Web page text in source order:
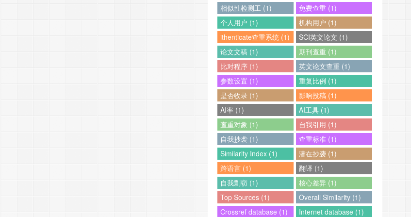
相似性检测工 (1)
免费查重 (1)
个人用户 (1)
机构用户 (1)
ithenticate查重系统 (1)
SCI英文论文 (1)
论文文稿 (1)
期刊查重 (1)
比对程序 (1)
英文论文查重 (1)
参数设置 (1)
重复比例 (1)
是否收录 (1)
影响投稿 (1)
AI率 (1)
AI工具 (1)
查重对象 (1)
自我引用 (1)
自我抄袭 (1)
查重标准 (1)
Similarity Index (1)
潜在抄袭 (1)
跨语言 (1)
翻译 (1)
自我剽窃 (1)
核心差异 (1)
Top Sources (1)
Overall Similarity (1)
Crossref database (1)
Internet database (1)